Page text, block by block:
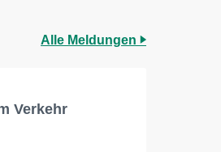
Alle Meldungen
Verkehr